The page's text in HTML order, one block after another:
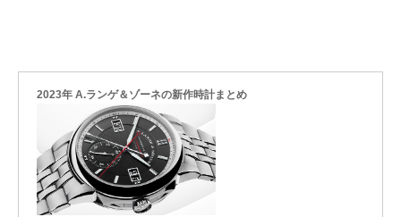
2023年 A.ランゲ＆ゾーネの新作時計まとめ